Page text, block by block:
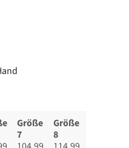
Größe
7
Größe
8